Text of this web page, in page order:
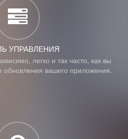
УПРАВЛЕНИЯ
легко и так часто, как вы
обновления вашего приложения.